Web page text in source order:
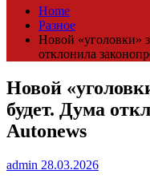
Home
Разное
Новой «уголовки»
отклонила
Новой
будет. Дума
Autonews
admin 28.03.2026